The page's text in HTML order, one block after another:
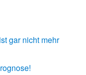
gar nicht mehr